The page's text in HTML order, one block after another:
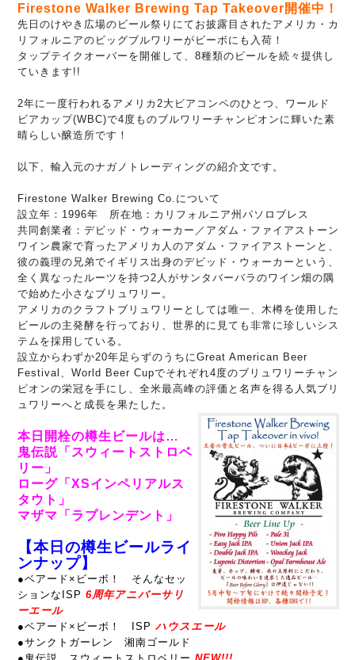
Firestone Walker Brewing Tap Takeover開催中！
先日のけやき広場のビール祭りにてお披露目された アメリカ・カ
リフォルニアの ビッグブルワリーがビーボにも入荷！
タップテイクオーバーを開催して、8種類のビールを続々提供し
ていきます!!
2年に一度行われるアメリカ2大ビアコンペのひとつ、ワールド
ビアカップ(WBC)で4度ものブルワリーチャンピオンに輝いた素
晴らしい醸造所です！
以下、輸入元のナガノトレーディングの紹介文です。
Firestone Walker Brewing Co.について
設立年：1996年 所在地：カリフォルニア州パソロブレス
共同創業者：デビッド・ウォーカー／アダム・ファイアストーン
ワイン農家で育ったアメリカ人のアダム・ファイアストーンと、
彼の義理の兄弟でイギリス出身のデビッド・ウォーカーという、
全く異なったルーツを持つ2人がサンタバーバラのワイン畑の隅
で始めた小さなブリュワリー。
アメリカのクラフトブリュワリーとしては唯一、木樽を使用した
ビールの主発酵を行っており、世界的に見ても非常に珍しいシス
テムを採用している。
設立からわずか20年足らずのうちにGreat American Beer
Festival、World Beer Cupでそれぞれ4度のブリュワリーチャン
ピオンの栄冠を手にし、全米最高峰の評価と名声を得る人気ブリ
ュワリーへと成長を果たした。
本日開栓の樽生ビールは…
鬼伝説「スウィートストロベ
リー」
ローグ「XSインペリアルス
タウト」
マザマ「ラプレンデント」
【本日の樽生ビールライ
ンナップ】
●ベアード×ビーボ！ そんなセッ
ションなISP 6周年アニバーサリ
ーエール
●ベアード×ビーボ！ ISP ハウスエール
●サンクトガーレン 湘南ゴールド